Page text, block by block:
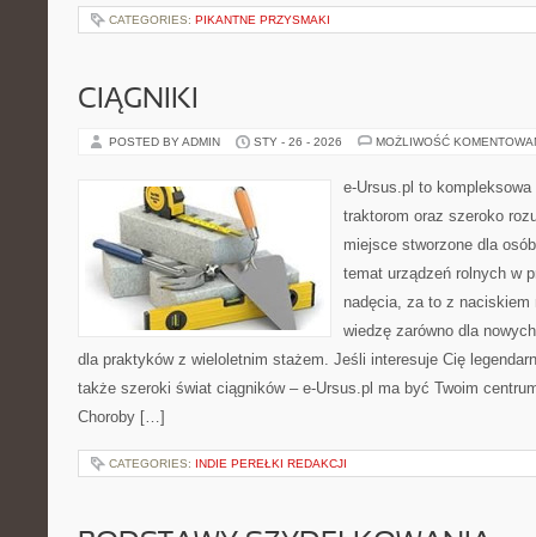
CATEGORIES: PIKANTNE PRZYSMAKI
CIĄGNIKI
POSTED BY ADMIN STY - 26 - 2026 MOŻLIWOŚĆ
e-Ursus.pl to
traktorom oraz szeroko
miejsce stworzone dla
temat urządzeń rolnych w
nadęcia, za to z
wiedzę zarówno dla
dla praktyków z wieloletnim stażem. Jeśli interesuje Cię
także szeroki świat ciągników – e-Ursus.pl ma być Twoim
Choroby […]
CATEGORIES: INDIE PEREŁKI REDAKCJI